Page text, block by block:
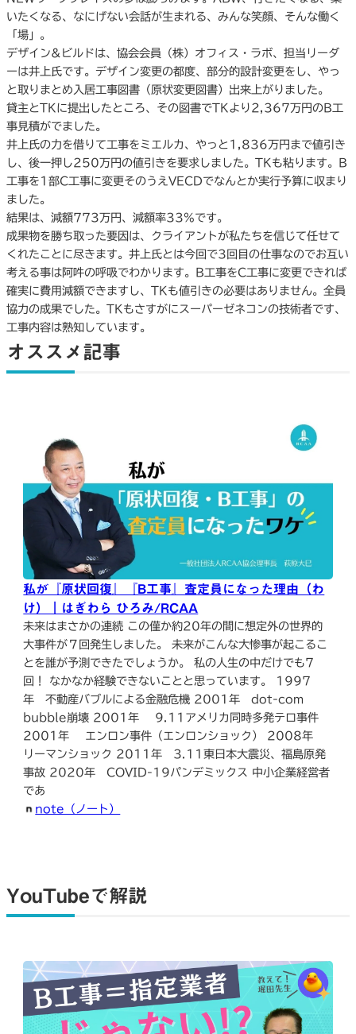
いたくなる、なにげない会話が生まれる、みんな笑顔、そんな働く
「場」。
デザイン&ビルドは、協会会員（株）オフィス・ラボ、担当リーダ
ーは井上氏です。デザイン変更の都度、部分的設計変更をし、やっ
と取りまとめ入居工事図書（原状変更図書）出来上がりました。
貸主とTKに提出したところ、その図書でTKより2,367万円のB工
事見積がでました。
井上氏の力を借りて工事をミエルカ、やっと1,836万円まで値引き
し、後一押し250万円の値引きを要求しました。TKも粘ります。B
工事を1部C工事に変更そのうえVECDでなんとか実行予算に収まり
ました。
結果は、減額773万円、減額率33%です。
成果物を勝ち取った要因は、クライアントが私たちを信じて任せて
くれたことに尽きます。井上氏とは今回で3回目の仕事なのでお互い
考える事は阿吽の呼吸でわかります。B工事をC工事に変更できれば
確実に費用減額できますし、TKも値引きの必要はありません。全員
協力の成果でした。TKもさすがにスーパーゼネコンの技術者です、
工事内容は熟知しています。
オススメ記事
私が『原状回復』『B工事』査定員になった理由（わ
け）｜はぎわら ひろみ/RCAA
未来はまさかの連続 この僅か約20年の間に想定外の世界的
大事件が７回発生しました。 未来がこんな大惨事が起こるこ
とを誰が予測できたでしょうか。 私の人生の中だけでも7
回！ なかなか経験できないことと思っています。 1997
年 不動産バブルによる金融危機 2001年 dot-com
bubble崩壊 2001年 9.11アメリカ同時多発テロ事件
2001年 エンロン事件（エンロンショック） 2008年
リーマンショック 2011年 3.11東日本大震災、福島原発
事故 2020年 COVID-19パンデミックス 中小企業経営者
であ
note（ノート）
YouTubeで解説